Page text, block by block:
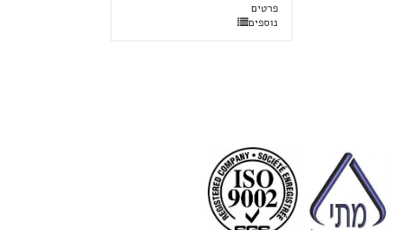
פרטים
נוספים